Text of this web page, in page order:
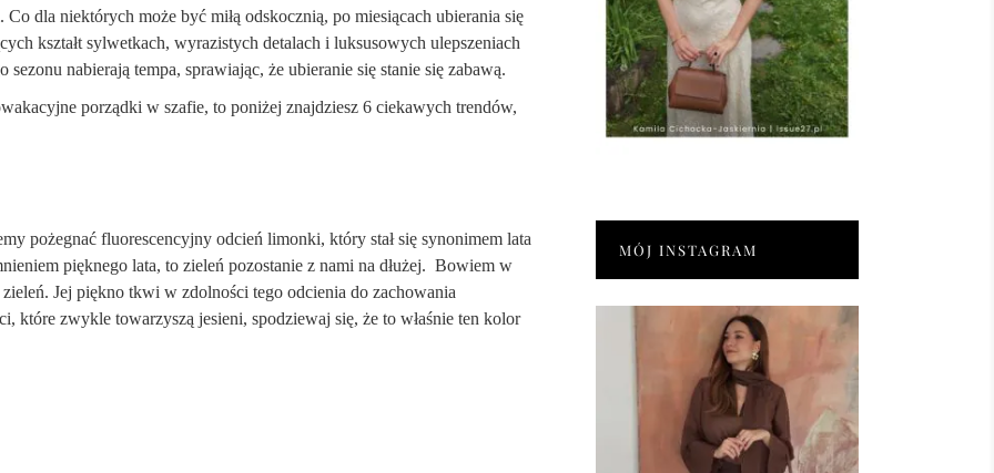
dla niektórych może być miłą odskocznią, po miesiącach ubierania się
kształt sylwetkach, wyrazistych detalach i luksusowych ulepszeniach
nabierają tempa, sprawiając, że ubieranie się stanie się zabawą.
porządki w szafie, to poniżej znajdziesz 6 ciekawych trendów,
pożegnać fluorescencyjny odcień limonki, który stał się synonimem lata
pięknego lata, to zieleń pozostanie z nami na dłużej. Bowiem w
Jej piękno tkwi w zdolności tego odcienia do zachowania
które zwykle towarzyszą jesieni, spodziewaj się, że to właśnie ten kolor
MÓJ INSTAGRAM